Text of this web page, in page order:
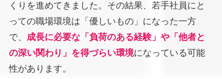
くりを進めてきました。その結果、若手社員にと
っての職場環境は「優しいもの」になった一方
で、 成長に必要な「負荷のある経験」や「他者と
の深い関わり」を得づらい環境になっている可能
性があります。